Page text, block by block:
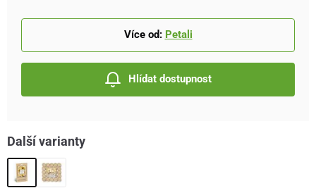
Více od: Petali
Hlídat dostupnost
Další varianty